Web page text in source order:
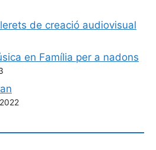
de creació audiovisual
en Família per a nadons